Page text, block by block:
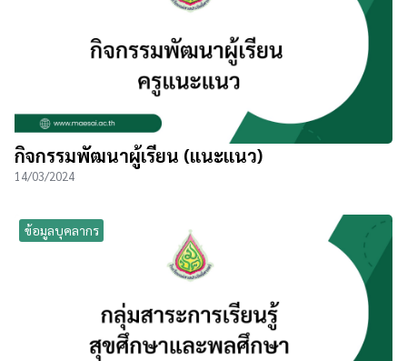
กิจกรรมพัฒนาผู้เรียน (แนะแนว)
14/03/2024
ข้อมูลบุคลากร